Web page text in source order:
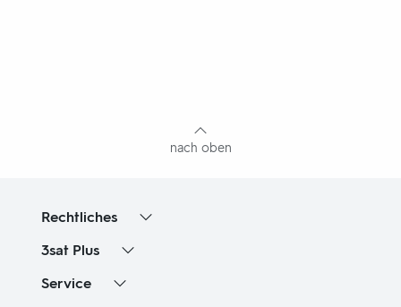
nach oben
Rechtliches
3sat Plus
Service